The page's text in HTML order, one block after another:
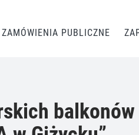
ZAMÓWIENIA PUBLICZNE